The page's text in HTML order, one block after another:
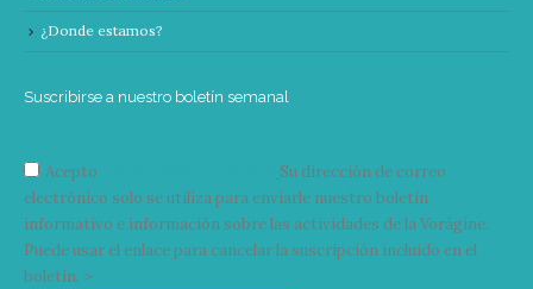
¿Donde estamos?
Suscribirse a nuestro boletín semanal
Acepto
Su dirección de correo
electrónico solo se utiliza para enviarle nuestro boletín
informativo e información sobre las actividades de la Vorágine.
Puede usar el enlace para cancelar la suscripción incluido en el
boletín. >